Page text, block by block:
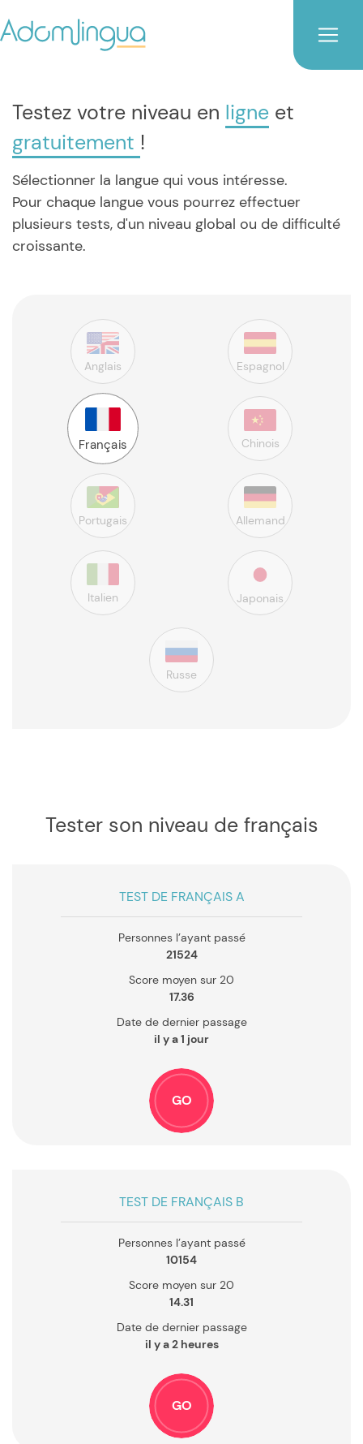
Testez votre niveau en ligne et
gratuitement !
Sélectionner la langue qui vous intéresse.
Pour chaque langue vous pourrez effectuer
plusieurs tests, d'un niveau global ou de difficulté
croissante.
Anglais Espagnol
Français Chinois
Portugais Allemand
Italien Japonais
Russe
Tester son niveau de français
TEST DE FRANÇAIS A
Personnes l’ayant passé
21524
Score moyen sur 20
17.36
Date de dernier passage
il y a 1 jour
GO
TEST DE FRANÇAIS B
Personnes l’ayant passé
10154
Score moyen sur 20
14.31
Date de dernier passage
il y a 2 heures
GO